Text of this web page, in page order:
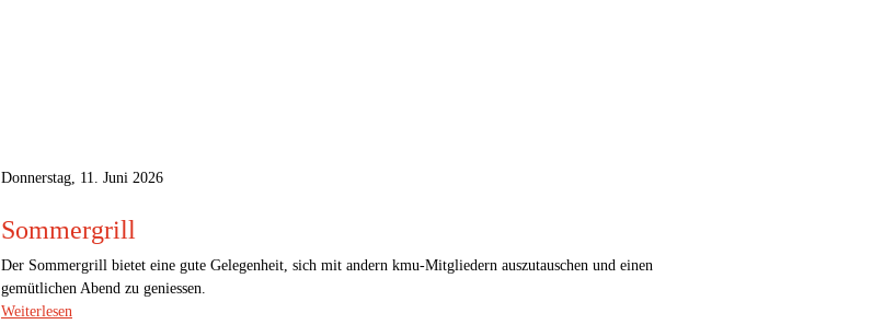
Donnerstag, 11. Juni 2026
Sommergrill
Der Sommergrill bietet eine gute Gelegenheit, sich mit andern kmu-Mitgliedern auszutauschen und einen
gemütlichen Abend zu geniessen.
Weiterlesen